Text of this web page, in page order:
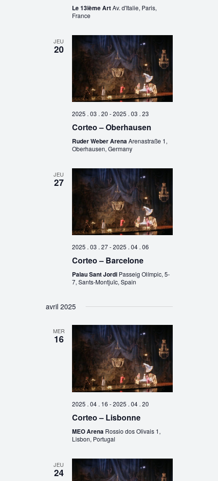
Le 13ième ArtAv. d'Italie, Paris,
France
JEU
20
2025 . 03 . 20 -2025 . 03 . 23
Corteo – Oberhausen
Ruder Weber ArenaArenastraße 1,
Oberhausen, Germany
JEU
27
2025 . 03 . 27-2025 . 04 . 06
Corteo – Barcelone
Palau Sant Jordi Passeig Olímpic, 5-
7, Sants-Montjuïc, Spain
avril 2025
MER
16
2025 . 04 . 16 -2025 . 04 . 20
Corteo – Lisbonne
MEO Arena Rossio dos Olivais 1,
Lisbon, Portugal
JEU
24